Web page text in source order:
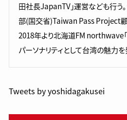
田社長JapanTV」運営なども行う
部(国交省)Taiwan Pass Project顧
2018年より北海道FM northwave「
パーソナリティとして台湾の魅力を
Tweets by yoshidagakusei